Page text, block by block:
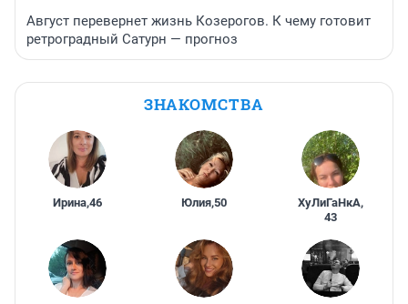
Август перевернет жизнь Козерогов. К чему готовит
ретроградный Сатурн — прогноз
ЗНАКОМСТВА
Ирина,46 Юлия,50 ХуЛиГаНкА,
43